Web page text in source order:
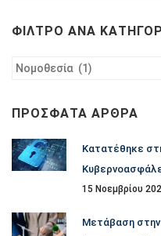
ΦΊΛΤΡΟ ΑΝΆ
Φίλτρο
ΠΡΌΣΦΑΤΑ ΆΡΘΡΑ
Κατατέθηκε
15 Νοεμβρίου
Μετάβαση στην